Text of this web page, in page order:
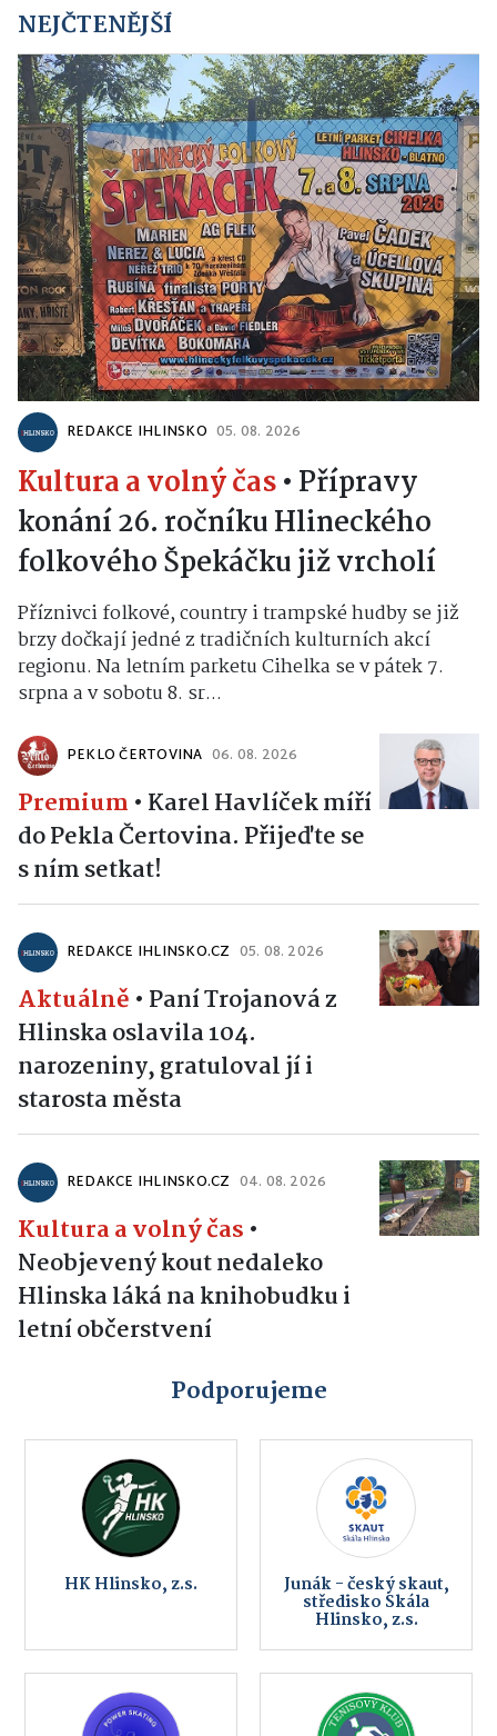
NEJČTENĚJŠÍ
REDAKCE IHLINSKO 05. 08. 2026
Kultura a volný čas• Přípravy
konání 26. ročníku Hlineckého
folkového Špekáčku již vrcholí
Příznivci folkové, country i trampské hudby se již
brzy dočkají jedné z tradičních kulturních akcí
regionu. Na letním parketu Cihelka se v pátek 7.
srpna a v sobotu 8. sr...
PEKLO ČERTOVINA 06. 08. 2026
Premium • Karel Havlíček míří
do Pekla Čertovina. Přijeďte se
s ním setkat!
REDAKCE IHLINSKO.CZ 05. 08. 2026
Aktuálně • Paní Trojanová z
Hlinska oslavila 104.
narozeniny, gratuloval jí i
starosta města
REDAKCE IHLINSKO.CZ 04. 08. 2026
Kultura a volný čas •
Neobjevený kout nedaleko
Hlinska láká na knihobudku i
letní občerstvení
Podporujeme
HK Hlinsko, z.s. Junák - český skaut,
středisko Skála
Hlinsko, z.s.